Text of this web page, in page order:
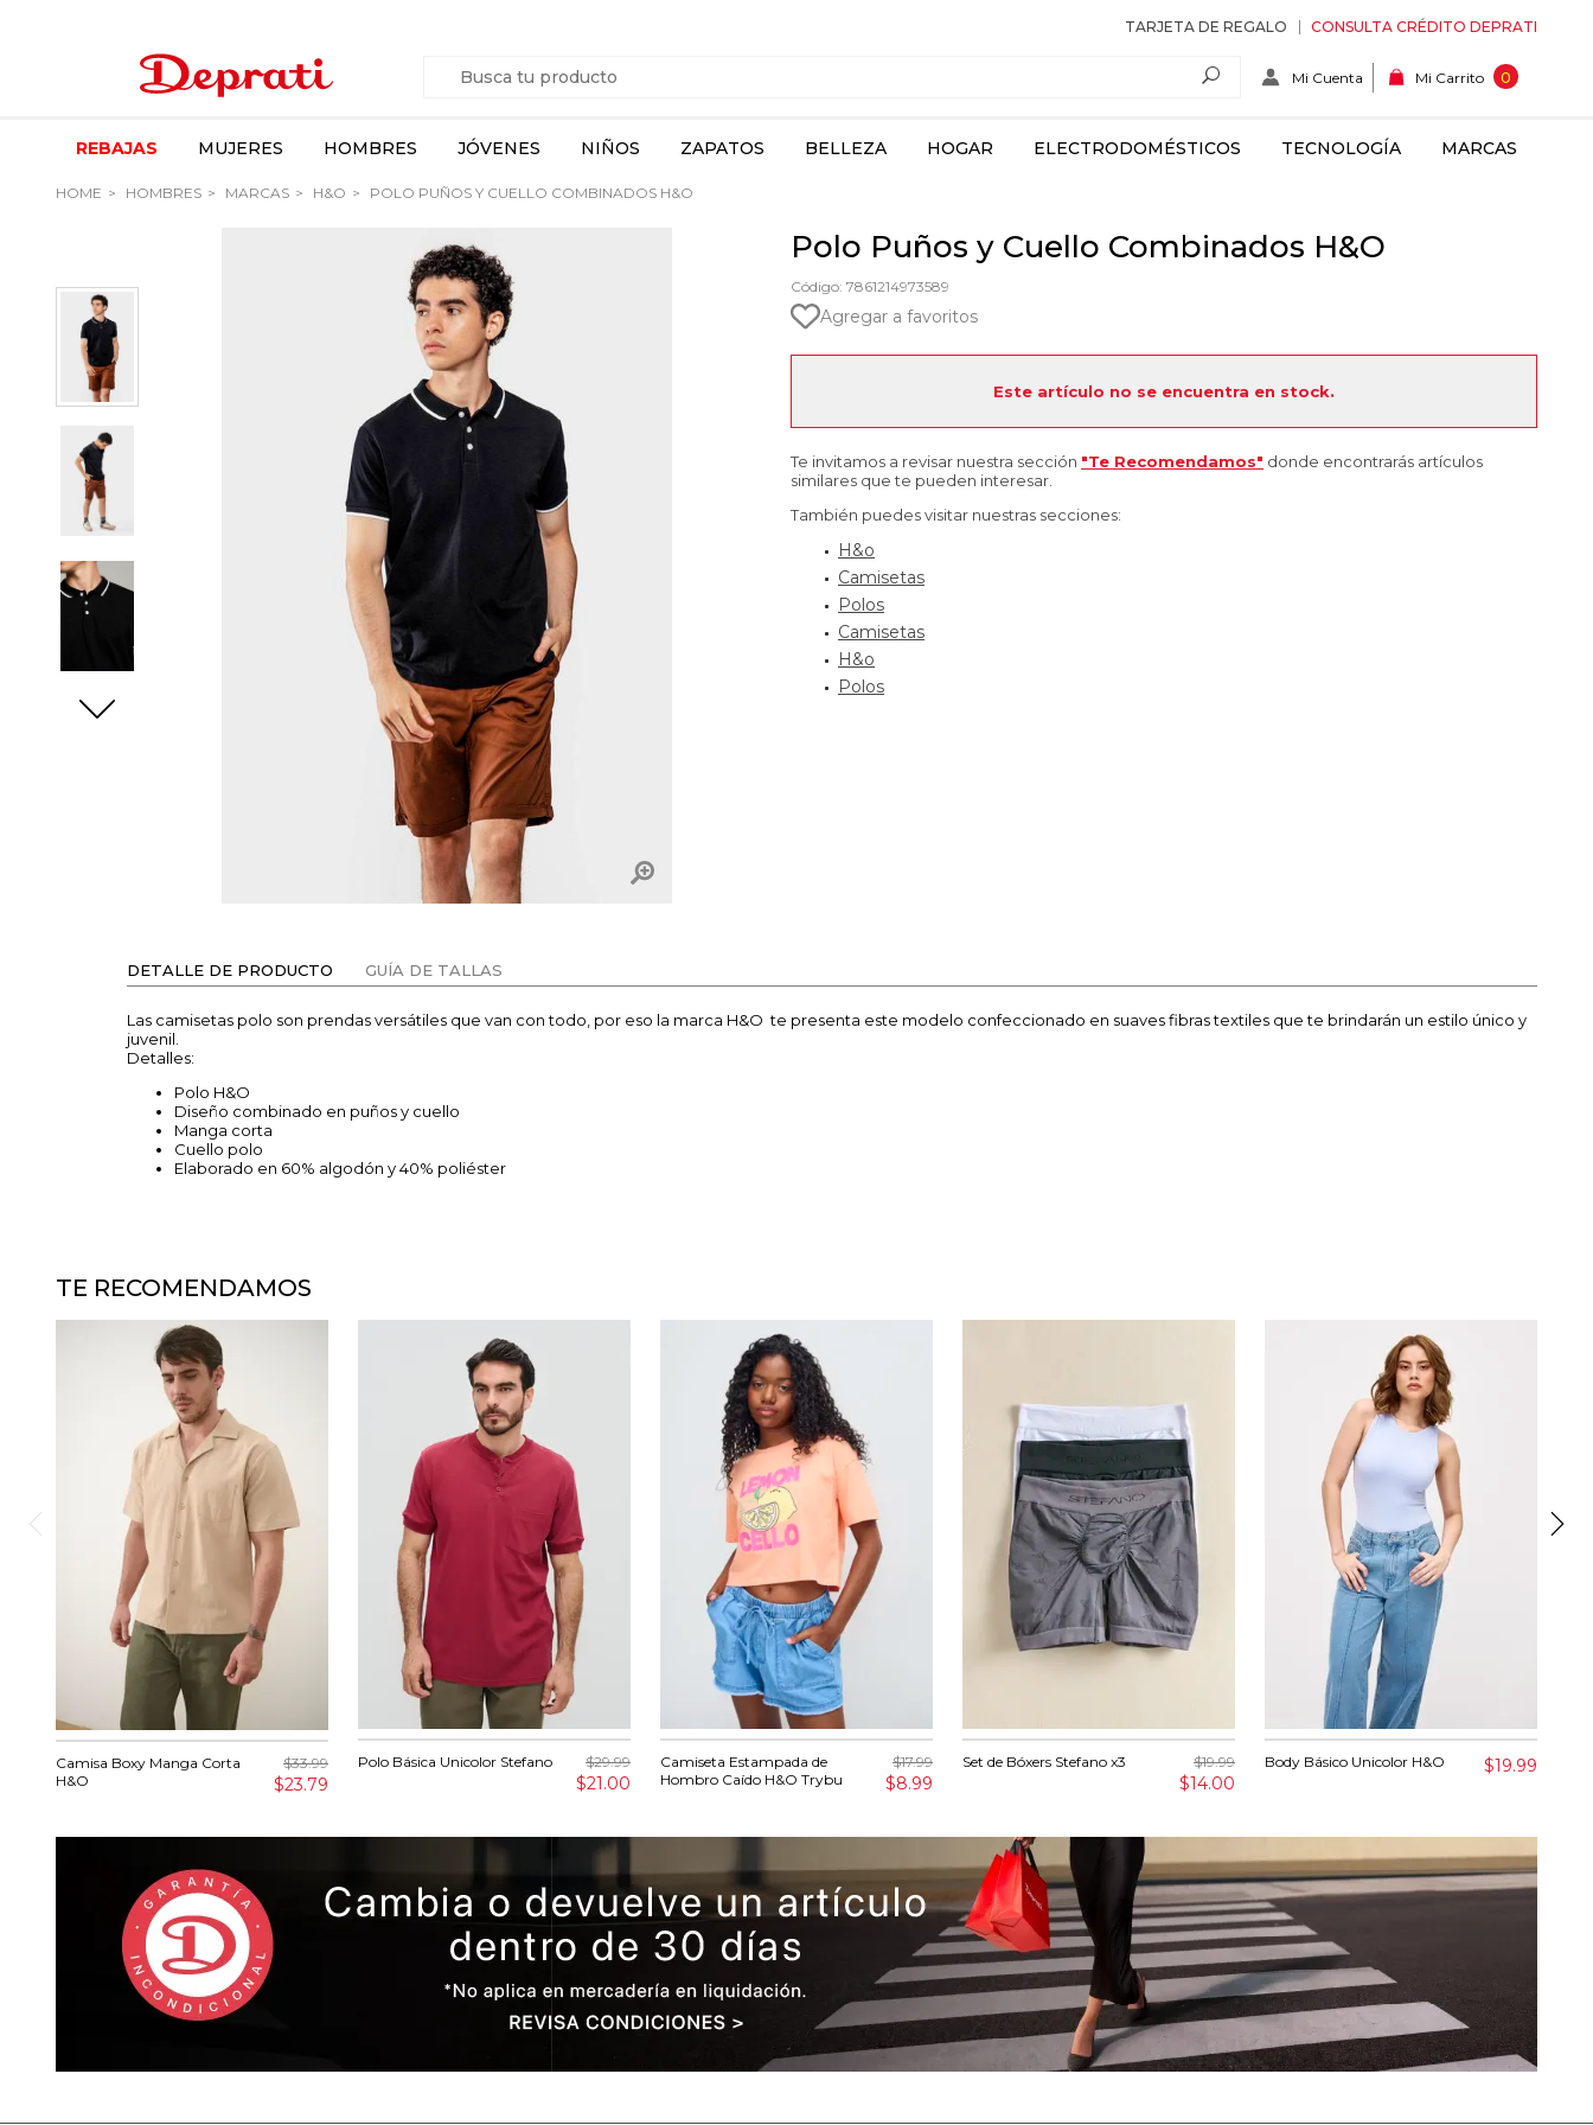
TARJETA DE REGALO CONSULTA CRÉDITO DEPRATI
Mi Cuenta Mi Carrito 0
REBAJAS MUJERES HOMBRES JÓVENES NIÑOS ZAPATOS BELLEZA HOGAR ELECTRODOMÉSTICOS TECNOLOGÍA MARCAS
HOME HOMBRES MARCAS H&O POLO PUÑOS Y CUELLO COMBINADOS H&O
Polo Puños y Cuello Combinados H&O
Código: 7861214973589
Agregar a favoritos
Este artículo no se encuentra en stock.
Te invitamos a revisar nuestra sección "Te Recomendamos" donde encontrarás artículos
similares que te pueden interesar.
También puedes visitar nuestras secciones:
H&o
Camisetas
Polos
Camisetas
H&o
Polos
DETALLE DE PRODUCTO GUÍA DE TALLAS
Las camisetas polo son prendas versátiles que van con todo, por eso la marca H&O te presenta este modelo confeccionado en suaves fibras textiles que te brindarán un estilo único y
juvenil.
Detalles:
Polo H&O
Diseño combinado en puños y cuello
Manga corta
Cuello polo
Elaborado en 60% algodón y 40% poliéster
TE RECOMENDAMOS
Camisa Boxy Manga Corta
H&O
$33.99
$23.79
Polo Básica Unicolor Stefano $29.99
$21.00
Camiseta Estampada de
Hombro Caído H&O Trybu
$17.99
$8.99
Set de Bóxers Stefano x3 $19.99
$14.00
Body Básico Unicolor H&O $19.99